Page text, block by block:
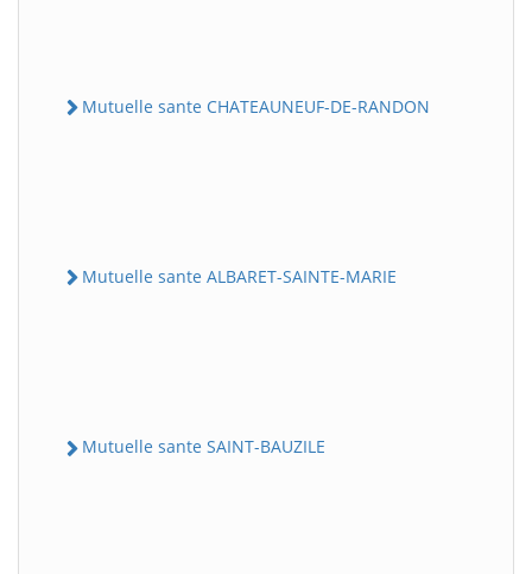
Mutuelle sante CHATEAUNEUF-DE-RANDON
Mutuelle sante ALBARET-SAINTE-MARIE
Mutuelle sante SAINT-BAUZILE